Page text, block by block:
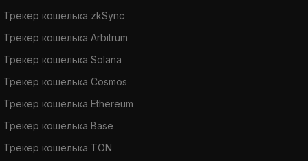
Трекер кошелька zkSync
Трекер кошелька Arbitrum
Трекер кошелька Solana
Трекер кошелька Cosmos
Трекер кошелька Ethereum
Трекер кошелька Base
Трекер кошелька TON